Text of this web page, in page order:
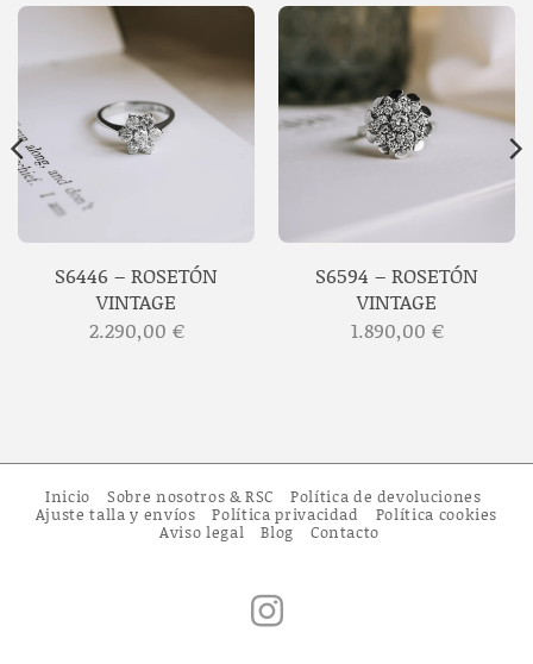
S6446 – ROSETÓN
VINTAGE
2.290,00 €
S6594 – ROSETÓN
VINTAGE
1.890,00 €
Inicio Sobre nosotros & RSC
Política de devoluciones
Ajuste talla y envíos
Política privacidad
Política cookies
Aviso legal
Blog Contacto